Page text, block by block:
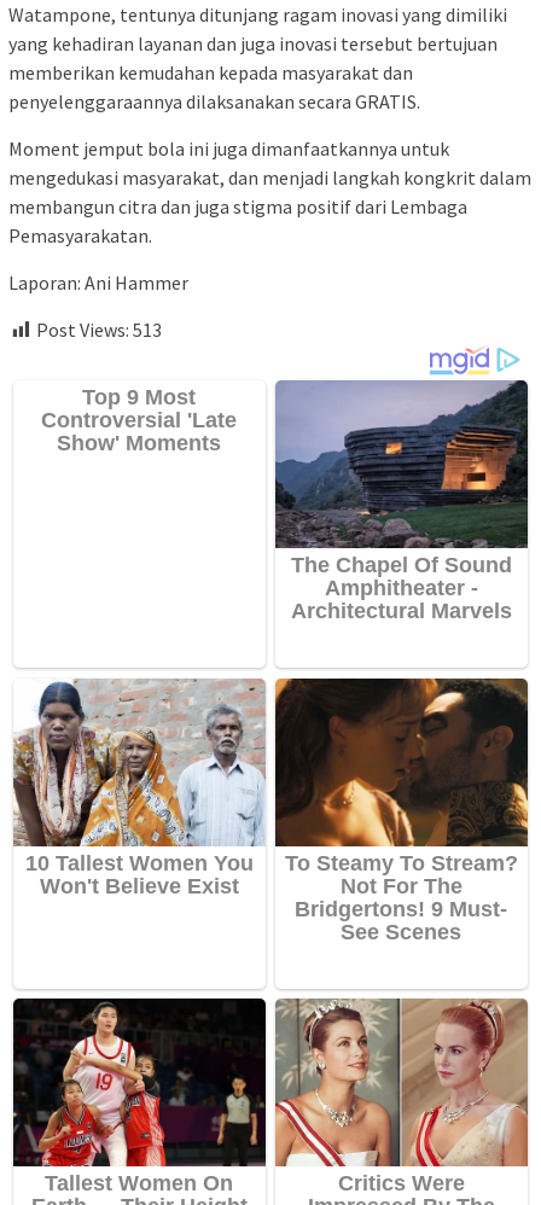
Watampone, tentunya ditunjang ragam inovasi yang dimiliki
yang kehadiran layanan dan juga inovasi tersebut bertujuan
memberikan kemudahan kepada masyarakat dan
penyelenggaraannya dilaksanakan secara GRATIS.
Moment jemput bola ini juga dimanfaatkannya untuk
mengedukasi masyarakat, dan menjadi langkah kongkrit dalam
membangun citra dan juga stigma positif dari Lembaga
Pemasyarakatan.
Laporan: Ani Hammer
Post Views: 513